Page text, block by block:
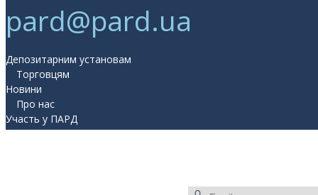
pard@pard.ua
Депозитарним установам
Торговцям
Новини
Про нас
Участь у ПАРД
Прес-центр